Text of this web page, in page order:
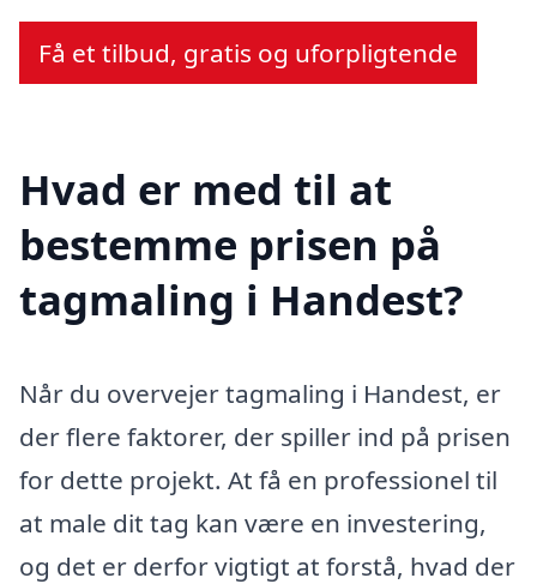
Få et tilbud, gratis og uforpligtende
Hvad er med til at
bestemme prisen på
tagmaling i Handest?
Når du overvejer tagmaling i Handest, er
der flere faktorer, der spiller ind på prisen
for dette projekt. At få en professionel til
at male dit tag kan være en investering,
og det er derfor vigtigt at forstå, hvad der